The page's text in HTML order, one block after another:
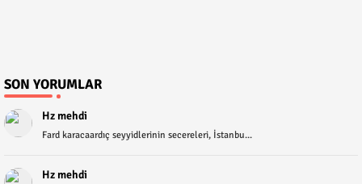
SON YORUMLAR
Hz mehdi
Fard karacaardıç seyyidlerinin secereleri, İstanbu...
Hz mehdi